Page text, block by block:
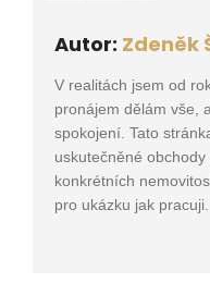
Autor: Zdeněk
V realitách jsem od
pronájem dělám vše,
spokojení. Tato
uskutečněné
konkrétních
pro ukázku jak pracuji.